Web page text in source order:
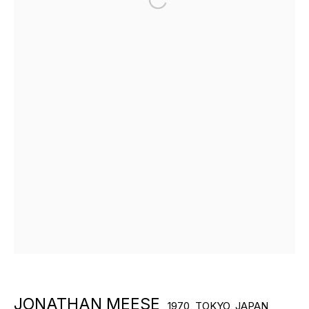
Open a larger version of the
JONATHAN MEESE 1970, TOKYO, JAPAN